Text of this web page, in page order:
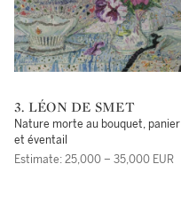
3. LÉON DE SMET
Nature morte au bouquet, panier
et éventail
Estimate: 25,000 – 35,000 EUR